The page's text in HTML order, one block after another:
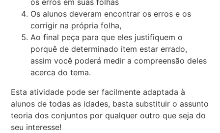
os erros em suas folhas
Os alunos deveram encontrar os erros e os
corrigir na própria folha,
Ao final peça para que eles justifiquem o
porquê de determinado item estar errado,
assim você poderá medir a compreensão deles
acerca do tema.
Esta atividade pode ser facilmente adaptada à
alunos de todas as idades, basta substituir o assunto
teoria dos conjuntos por qualquer outro que seja do
seu interesse!